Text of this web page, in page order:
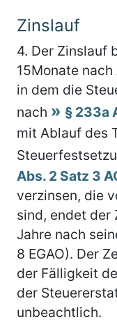
Zinslauf
4. Der Zinslauf
15Monate
in dem die
nach
§ 233a
mit Ablauf des
Abs. 2 Satz 3
verzinsen, die
sind, endet der
Jahre nach
8 EGAO). Der
der Fälligkeit
der
unbeachtlich.